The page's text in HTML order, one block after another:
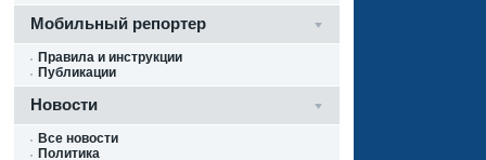
Мобильный репортер
Правила и инструкции
Публикации
Новости
Все новости
Политика